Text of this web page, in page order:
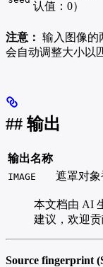
认值：0）
注意： 输入图像的
会自动调整大小以
## 输出
输出名称
IMAGE 遮罩对
本文档由 AI
建议，欢迎贡
Source fingerprint